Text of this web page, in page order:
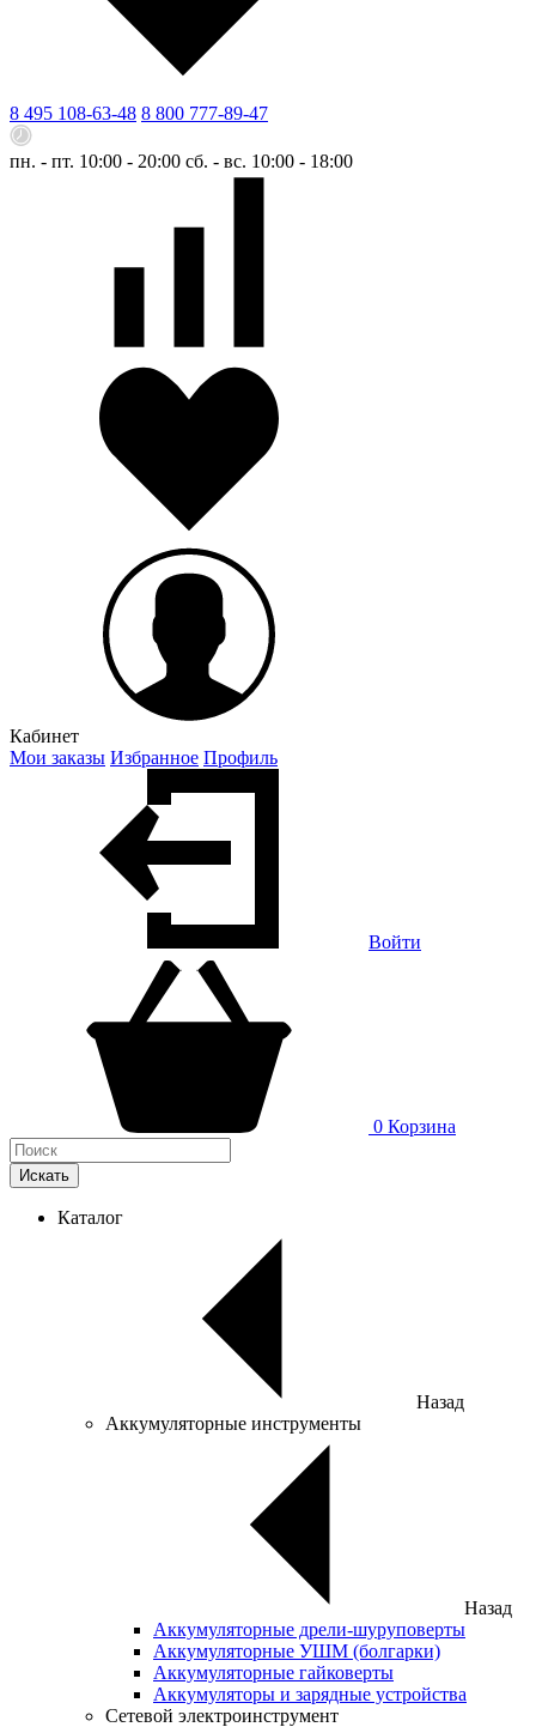
8 495 108-63-48 8 800 777-89-47
пн. - пт. 10:00 - 20:00 сб. - вс. 10:00 - 18:00
Кабинет
Мои заказы Избранное Профиль
Войти
0 Корзина
Искать
Каталог
Назад
Аккумуляторные инструменты
Назад
Аккумуляторные дрели-шуруповерты
Аккумуляторные УШМ (болгарки)
Аккумуляторные гайковерты
Аккумуляторы и зарядные устройства
Сетевой электроинструмент